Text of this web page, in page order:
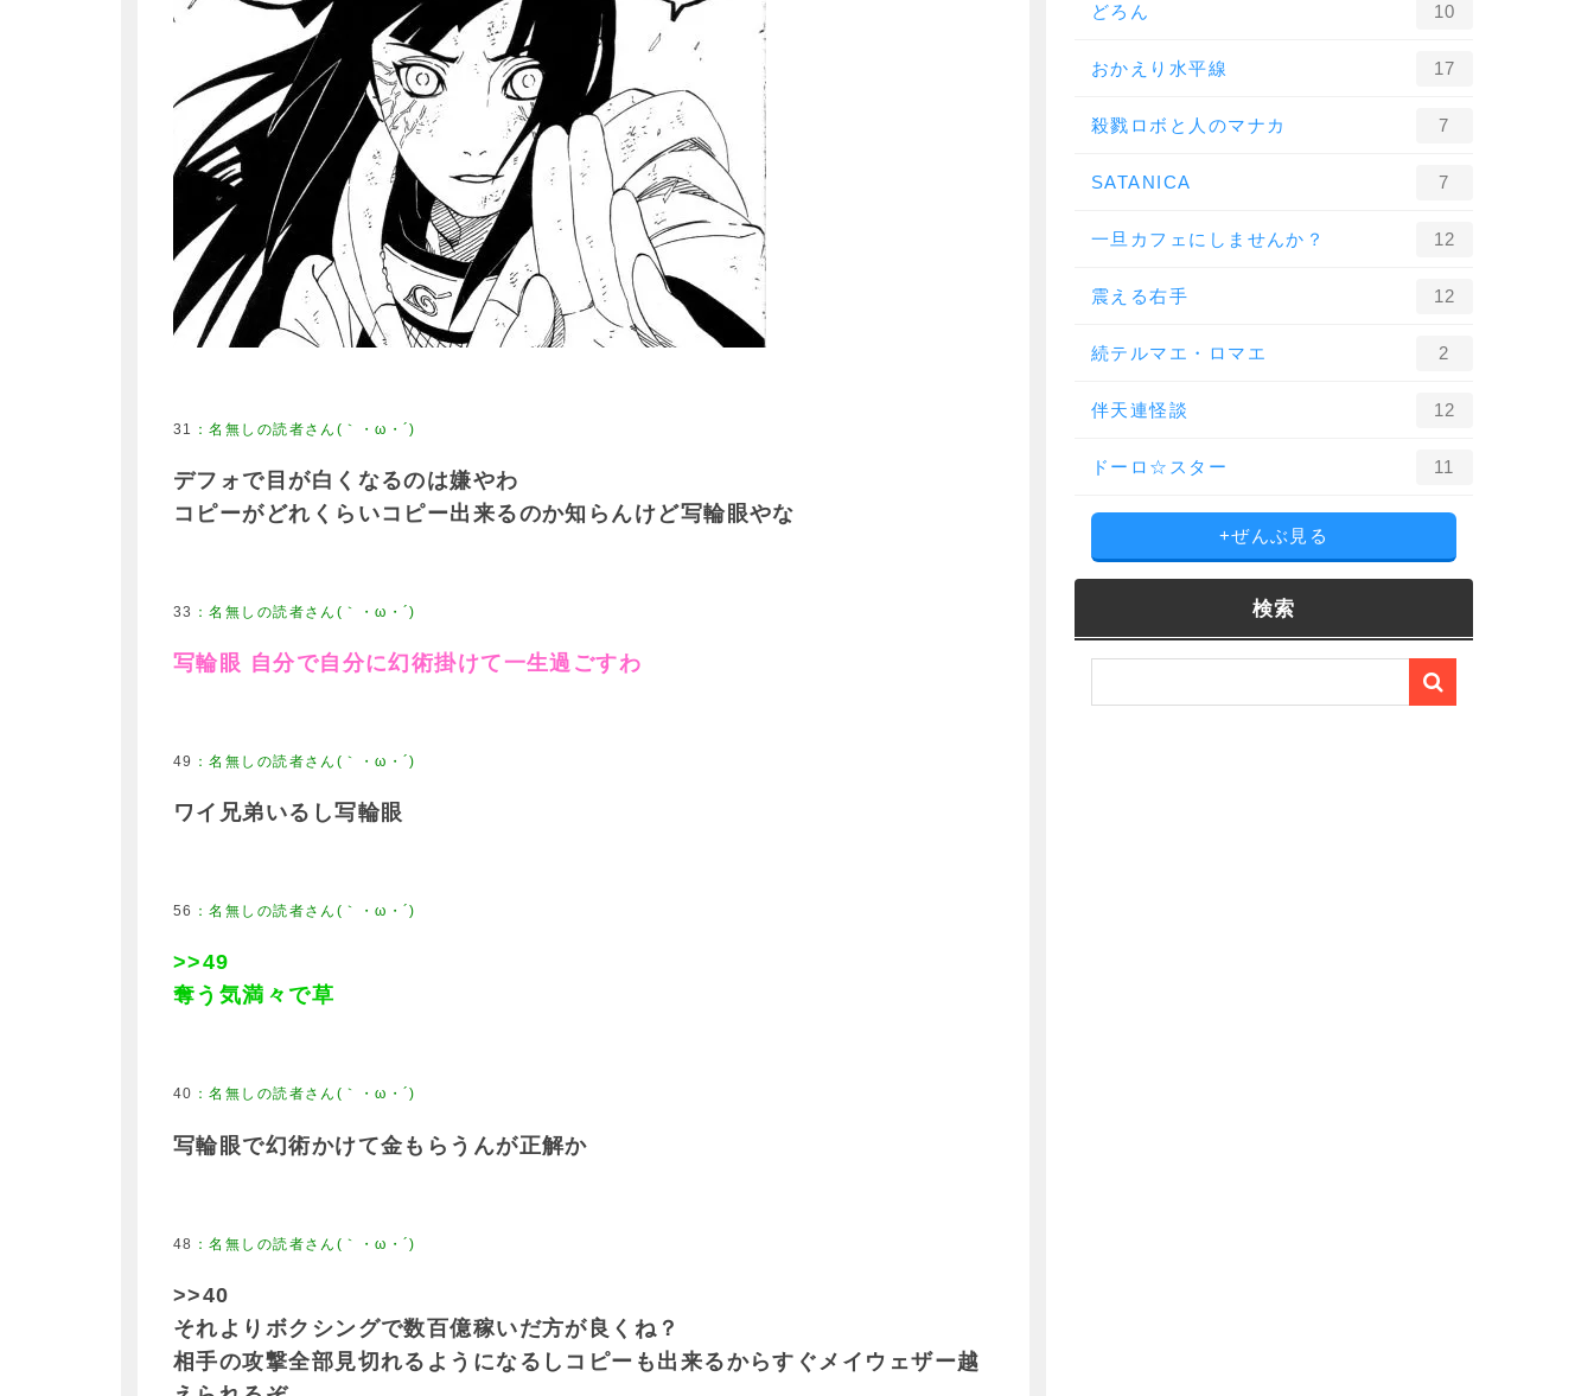
31
デフォで目が白くなるのは嫌やわ
コピーがどれくらいコピー出来るのか知らんけど写輪眼やな
33
写輪眼 自分で自分に幻術掛けて一生過ごすわ
49
ワイ兄弟いるし写輪眼
56
>>49
奪う気満々で草
40
写輪眼で幻術かけて金もらうんが正解か
48
>>40
それよりボクシングで数百億稼いだ方が良くね？
相手の攻撃全部見切れるようになるしコピーも出来るからすぐメイウェザー越
どろん 10
おかえり水平線 17
殺戮ロボと人のマナカ 7
SATANICA 7
一旦カフェにしませんか？ 12
震える右手 12
続テルマエ・ロマエ 2
伴天連怪談 12
ドーロ☆スター 11
+ぜんぶ見る
検索